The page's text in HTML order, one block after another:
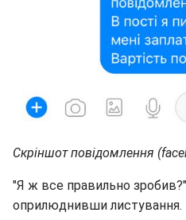
Скріншот повідомлення
"Я ж все правильно
оприлюднивши листування.